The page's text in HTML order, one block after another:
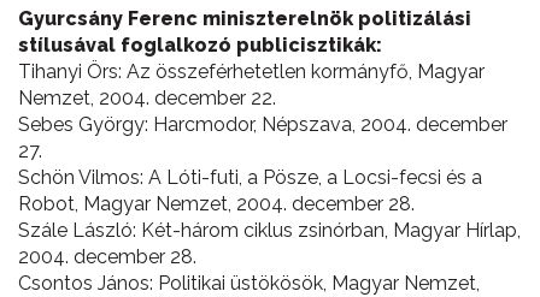
Gyurcsány Ferenc miniszterelnök politizálási
stílusával foglalkozó publicisztikák:
Tihanyi Örs: Az összeférhetetlen kormányfő, Magyar
Nemzet, 2004. december 22.
Sebes György: Harcmodor, Népszava, 2004. december
27.
Schön Vilmos: A Lóti-futi, a Pösze, a Locsi-fecsi és a
Robot, Magyar Nemzet, 2004. december 28.
Szále László: Két-három ciklus zsinórban, Magyar Hírlap,
2004. december 28.
Csontos János: Politikai üstökösök, Magyar Nemzet,